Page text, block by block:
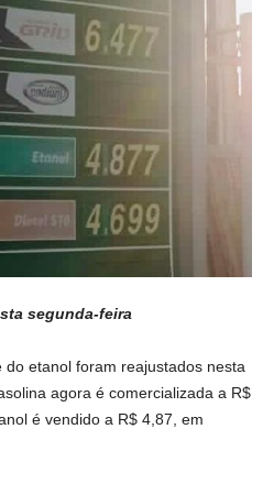
segunda-feira
etanol foram reajustados nesta
agora é comercializada a R$
é vendido a R$ 4,87, em